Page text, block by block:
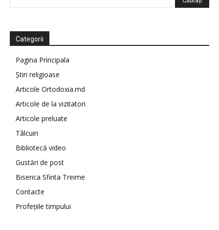
Categorii
Pagina Principala
Știri religioase
Articole Ortodoxia.md
Articole de la vizitatori
Articole preluate
Tâlcuiri
Bibliotecă video
Gustări de post
Biserica Sfinta Treime
Contacte
Profețiile timpului